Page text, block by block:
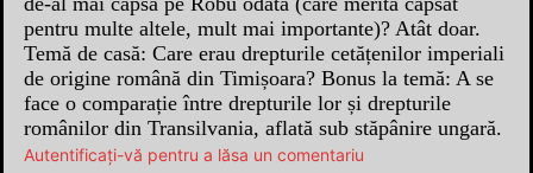
pentru multe altele, mult mai importante)? Atât doar.
Temă de casă: Care erau drepturile cetățenilor imperiali
de origine română din Timișoara? Bonus la temă: A se
face o comparație între drepturile lor și drepturile
românilor din Transilvania, aflată sub stăpânire ungară.
Autentificați-vă pentru a lăsa un comentariu